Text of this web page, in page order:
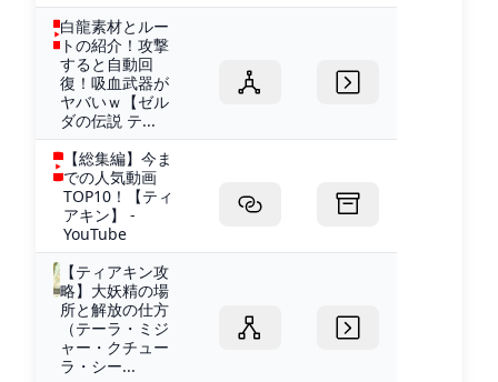
白龍素材とルー
トの紹介！攻撃
すると自動回
復！吸血武器が
ヤバいｗ【ゼル
ダの伝説 テ...
【総集編】今ま
での人気動画
TOP10！【ティ
アキン】 -
YouTube
【ティアキン攻
略】大妖精の場
所と解放の仕方
（テーラ・ミジ
ャー・クチュー
ラ・シー...